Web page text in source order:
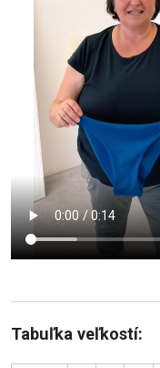
Tabuľka veľkostí: